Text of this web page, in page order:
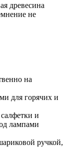
древесина
не
на
для горячих и
и
лампами
ручкой,